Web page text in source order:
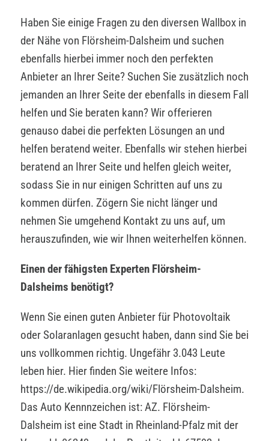
Haben Sie einige Fragen zu den diversen Wallbox in
der Nähe von Flörsheim-Dalsheim und suchen
ebenfalls hierbei immer noch den perfekten
Anbieter an Ihrer Seite? Suchen Sie zusätzlich noch
jemanden an Ihrer Seite der ebenfalls in diesem Fall
helfen und Sie beraten kann? Wir offerieren
genauso dabei die perfekten Lösungen an und
helfen beratend weiter. Ebenfalls wir stehen hierbei
beratend an Ihrer Seite und helfen gleich weiter,
sodass Sie in nur einigen Schritten auf uns zu
kommen dürfen. Zögern Sie nicht länger und
nehmen Sie umgehend Kontakt zu uns auf, um
herauszufinden, wie wir Ihnen weiterhelfen können.
Einen der fähigsten Experten Flörsheim-
Dalsheims benötigt?
Wenn Sie einen guten Anbieter für Photovoltaik
oder Solaranlagen gesucht haben, dann sind Sie bei
uns vollkommen richtig. Ungefähr 3.043 Leute
leben hier. Hier finden Sie weitere Infos:
https://de.wikipedia.org/wiki/Flörsheim-Dalsheim.
Das Auto Kennnzeichen ist: AZ. Flörsheim-
Dalsheim ist eine Stadt in Rheinland-Pfalz mit der